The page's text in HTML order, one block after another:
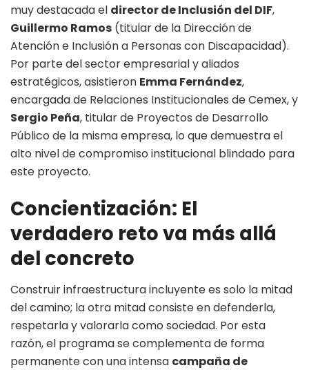
muy destacada el director de Inclusión del DIF,
Guillermo Ramos (titular de la Dirección de
Atención e Inclusión a Personas con Discapacidad).
Por parte del sector empresarial y aliados
estratégicos, asistieron Emma Fernández,
encargada de Relaciones Institucionales de Cemex, y
Sergio Peña, titular de Proyectos de Desarrollo
Público de la misma empresa, lo que demuestra el
alto nivel de compromiso institucional blindado para
este proyecto.
Concientización: El
verdadero reto va más allá
del concreto
Construir infraestructura incluyente es solo la mitad
del camino; la otra mitad consiste en defenderla,
respetarla y valorarla como sociedad. Por esta
razón, el programa se complementa de forma
permanente con una intensa campaña de